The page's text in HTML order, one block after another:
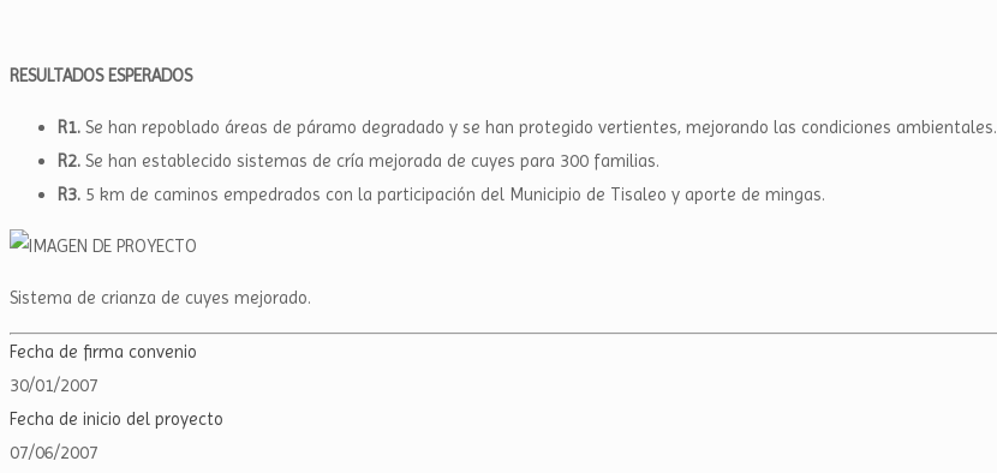
RESULTADOS ESPERADOS
R1. Se han repoblado áreas de páramo degradado y se han protegido vertientes, mejorando las condiciones ambientales.
R2. Se han establecido sistemas de cría mejorada de cuyes para 300 familias.
R3. 5 km de caminos empedrados con la participación del Municipio de Tisaleo y aporte de mingas.
Sistema de crianza de cuyes mejorado.
Fecha de firma convenio
30/01/2007
Fecha de inicio del proyecto
07/06/2007